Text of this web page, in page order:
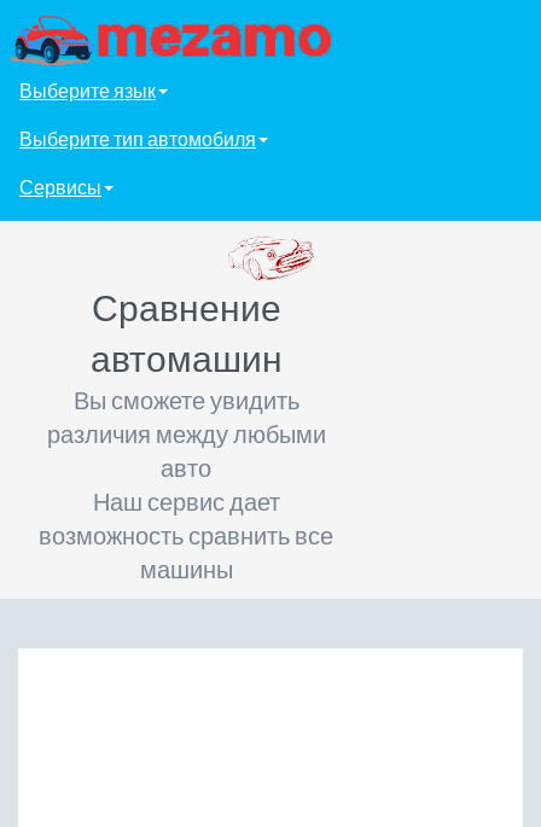
Выберите язык
Выберите тип автомобиля
Сервисы
Сравнение
автомашин
Вы сможете увидить
различия между любыми
авто
Наш сервис дает
возможность сравнить все
машины